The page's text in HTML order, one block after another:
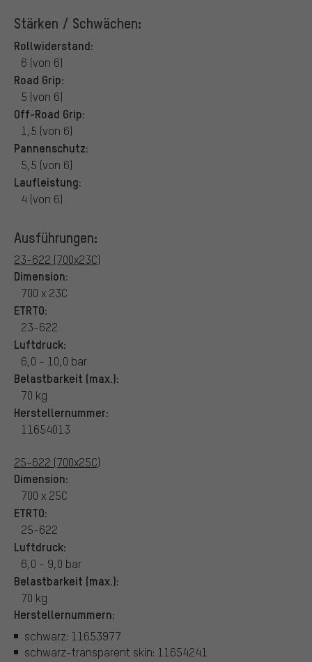
Stärken / Schwächen:
Rollwiderstand:
6 (von 6)
Road Grip:
5 (von 6)
Off-Road Grip:
1,5 (von 6)
Pannenschutz:
5,5 (von 6)
Laufleistung:
4 (von 6)
Ausführungen:
23-622 (700x23C)
Dimension:
700 x 23C
ETRTO:
23-622
Luftdruck:
6,0 - 10,0 bar
Belastbarkeit (max.):
70 kg
Herstellernummer:
11654013
25-622 (700x25C)
Dimension:
700 x 25C
ETRTO:
25-622
Luftdruck:
6,0 - 9,0 bar
Belastbarkeit (max.):
70 kg
Herstellernummern:
schwarz: 11653977
schwarz-transparent skin: 11654241